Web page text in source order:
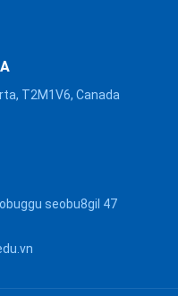
T2M1V6, Canada
seobu8gil 47